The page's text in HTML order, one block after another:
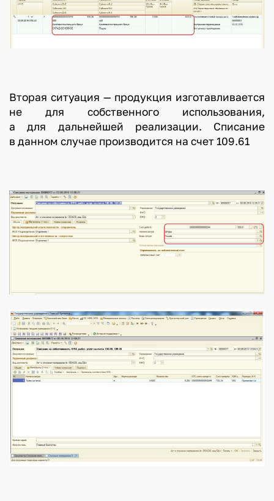
Вторая ситуация — продукция изготавливается
не для собственного использования,
а для дальнейшей реализации. Списание
в данном случае производится на счет 109.61